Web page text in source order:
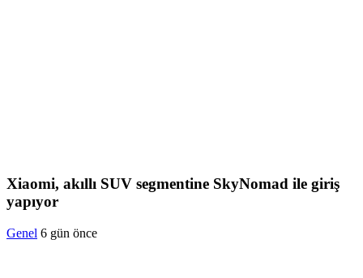
Xiaomi, akıllı SUV segmentine SkyNomad ile giriş
yapıyor
Genel 6 gün önce